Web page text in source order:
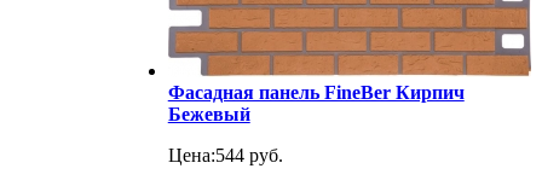
Фасадная панель FineBer Кирпич
Бежевый
Цена:544 руб.